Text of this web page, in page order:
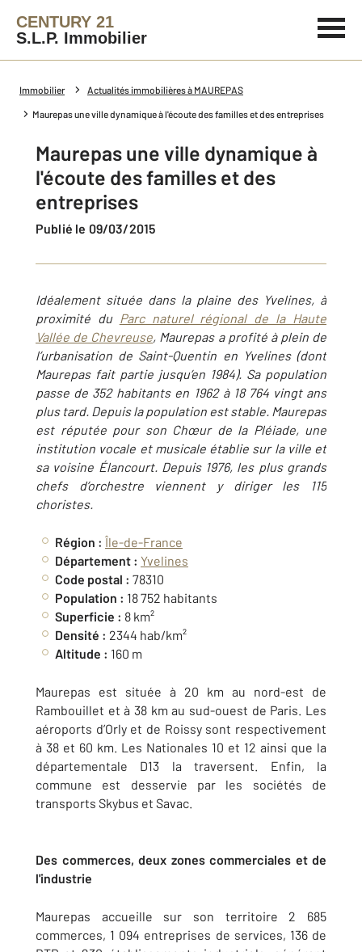
CENTURY 21
S.L.P. Immobilier
Immobilier Actualités immobilières à MAUREPAS
Maurepas une ville dynamique à l'écoute des familles et des entreprises
Maurepas une ville dynamique à
l'écoute des familles et des
entreprises
Publié le 09/03/2015
Idéalement située dans la plaine des Yvelines, à
proximité du Parc naturel régional de la Haute
Vallée de Chevreuse, Maurepas a profité à plein de
l’urbanisation de Saint-Quentin en Yvelines (dont
Maurepas fait partie jusqu’en 1984). Sa population
passe de 352 habitants en 1962 à 18 764 vingt ans
plus tard. Depuis la population est stable. Maurepas
est réputée pour son Chœur de la Pléiade, une
institution vocale et musicale établie sur la ville et
sa voisine Élancourt. Depuis 1976, les plus grands
chefs d’orchestre viennent y diriger les 115
choristes.
Région : Île-de-France
Département : Yvelines
Code postal : 78310
Population : 18 752 habitants
Superficie : 8 km²
Densité : 2344 hab/km²
Altitude : 160 m
Maurepas est située à 20 km au nord-est de
Rambouillet et à 38 km au sud-ouest de Paris. Les
aéroports d’Orly et de Roissy sont respectivement
à 38 et 60 km. Les Nationales 10 et 12 ainsi que la
départementale D13 la traversent. Enfin, la
commune est desservie par les sociétés de
transports Skybus et Savac.
Des commerces, deux zones commerciales et de
l'industrie
Maurepas accueille sur son territoire 2 685
commerces, 1 094 entreprises de services, 136 de